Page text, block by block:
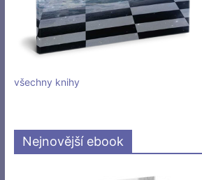
všechny knihy
Nejnovější ebook